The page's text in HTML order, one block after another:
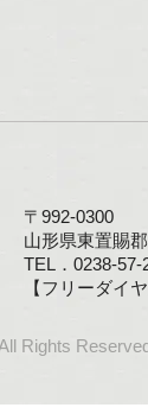
〒992-0300
山形県東置賜
TEL．0238-
【フリーダイ
Rights